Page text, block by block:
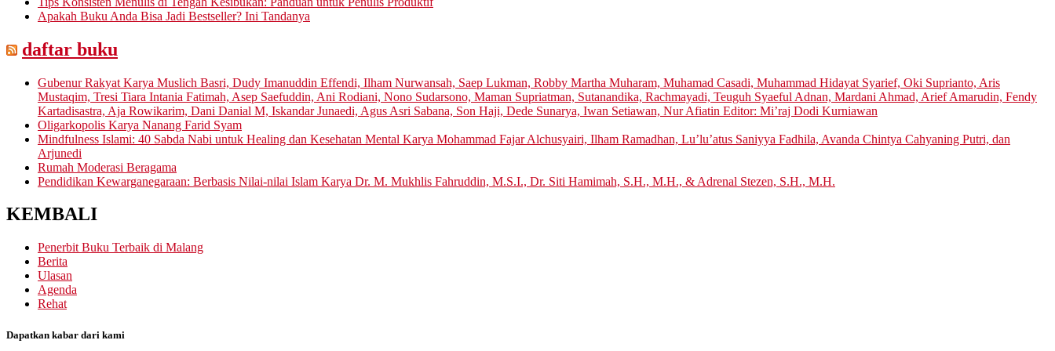
Apakah Buku Anda Bisa Jadi Bestseller? Ini Tandanya
daftar buku
Gubenur Rakyat Karya Muslich Basri, Dudy Imanuddin Effendi, Ilham Nurwansah, Saep Lukman, Robby Martha Muharam, Muhamad Casadi, Muhammad Hidayat Syarief, Oki Suprianto, Aris
Mustaqim, Tresi Tiara Intania Fatimah, Asep Saefuddin, Ani Rodiani, Nono Sudarsono, Maman Supriatman, Sutanandika, Rachmayadi, Teuguh Syaeful Adnan, Mardani Ahmad, Arief Amarudin, Fendy
Kartadisastra, Aja Rowikarim, Dani Danial M, Iskandar Junaedi, Agus Asri Sabana, Son Haji, Dede Sunarya, Iwan Setiawan, Nur Afiatin Editor: Mi’raj Dodi Kurniawan
Oligarkopolis Karya Nanang Farid Syam
Mindfulness Islami: 40 Sabda Nabi untuk Healing dan Kesehatan Mental Karya Mohammad Fajar Alchusyairi, Ilham Ramadhan, Lu’lu’atus Saniyya Fadhila, Avanda Chintya Cahyaning Putri, dan
Arjunedi
Rumah Moderasi Beragama
Pendidikan Kewarganegaraan: Berbasis Nilai-nilai Islam Karya Dr. M. Mukhlis Fahruddin, M.S.I., Dr. Siti Hamimah, S.H., M.H., & Adrenal Stezen, S.H., M.H.
KEMBALI
Penerbit Buku Terbaik di Malang
Berita
Ulasan
Agenda
Rehat
Dapatkan kabar dari kami